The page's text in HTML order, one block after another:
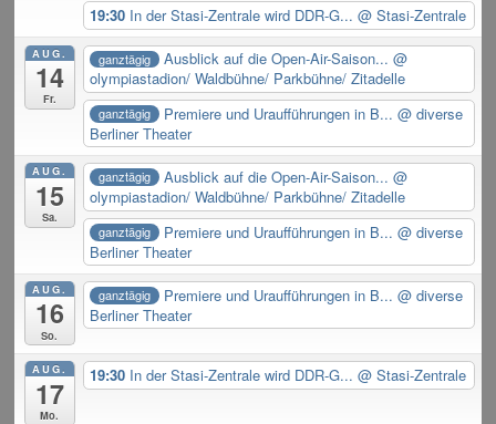
19:30 In der Stasi-Zentrale wird DDR-G...@ Stasi-Zentrale
AUG.
14
Fr.
ganztägig Ausblick auf die Open-Air-Saison... @
olympiastadion/ Waldbühne/ Parkbühne/ Zitadelle
ganztägig Premiere und Uraufführungen in B... @ diverse
Berliner Theater
AUG.
15
Sa.
ganztägig Ausblick auf die Open-Air-Saison... @
olympiastadion/ Waldbühne/ Parkbühne/ Zitadelle
ganztägig Premiere und Uraufführungen in B... @ diverse
Berliner Theater
AUG.
16
So.
ganztägig Premiere und Uraufführungen in B... @ diverse
Berliner Theater
AUG.
17
Mo.
19:30 In der Stasi-Zentrale wird DDR-G...@ Stasi-Zentrale